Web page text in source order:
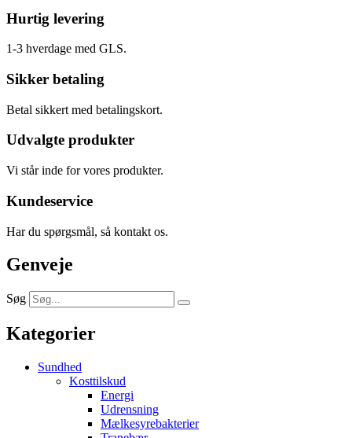
Hurtig levering
1-3 hverdage med GLS.
Sikker betaling
Betal sikkert med betalingskort.
Udvalgte produkter
Vi står inde for vores produkter.
Kundeservice
Har du spørgsmål, så kontakt os.
Genveje
Søg
Kategorier
Sundhed
Kosttilskud
Energi
Udrensning
Mælkesyrebakterier